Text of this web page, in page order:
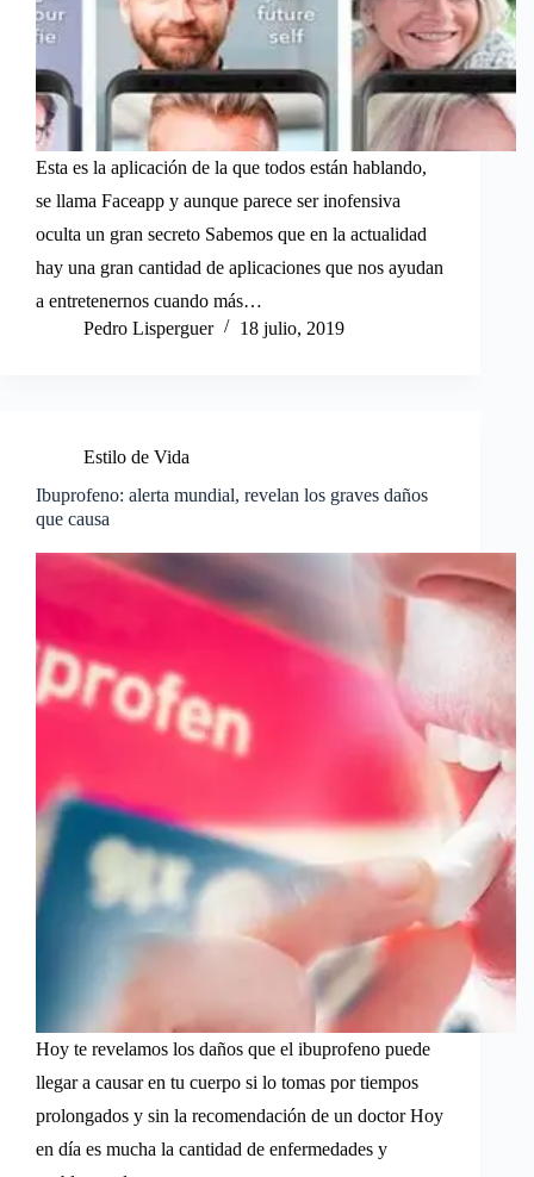
Esta es la aplicación de la que todos están hablando,
se llama Faceapp y aunque parece ser inofensiva
oculta un gran secreto Sabemos que en la actualidad
hay una gran cantidad de aplicaciones que nos ayudan
a entretenernos cuando más…
Pedro Lisperguer
18 julio, 2019
Estilo de Vida
Ibuprofeno: alerta mundial, revelan los graves daños
que causa
Hoy te revelamos los daños que el ibuprofeno puede
llegar a causar en tu cuerpo si lo tomas por tiempos
prolongados y sin la recomendación de un doctor Hoy
en día es mucha la cantidad de enfermedades y